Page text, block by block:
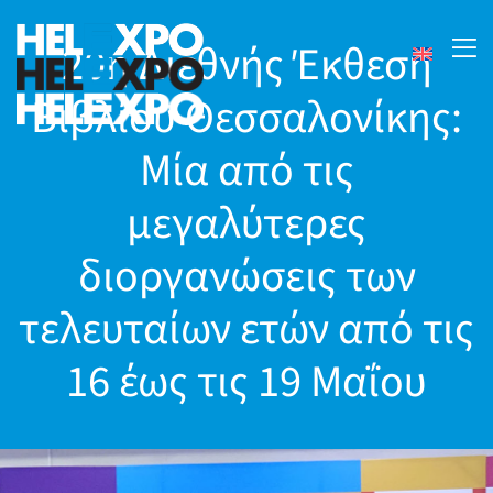
20η Διεθνής Έκθεση
Βιβλίου Θεσσαλονίκης:
Μία από τις
μεγαλύτερες
διοργανώσεις των
τελευταίων ετών από τις
16 έως τις 19 Μαΐου